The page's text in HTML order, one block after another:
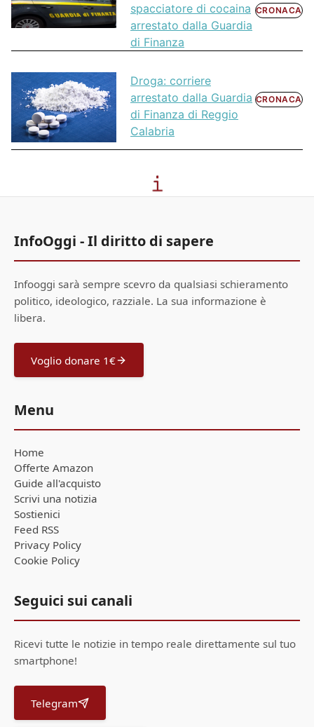
spacciatore di cocaina
arrestato dalla Guardia
di Finanza
CRONACA
Droga: corriere
arrestato dalla Guardia
di Finanza di Reggio
Calabria
CRONACA
InfoOggi - Il diritto di sapere
Infooggi sarà sempre scevro da qualsiasi schieramento
politico, ideologico, razziale. La sua informazione è
libera.
Voglio donare 1€
Menu
Home
Offerte Amazon
Guide all'acquisto
Scrivi una notizia
Sostienici
Feed RSS
Privacy Policy
Cookie Policy
Seguici sui canali
Ricevi tutte le notizie in tempo reale direttamente sul tuo
smartphone!
Telegram